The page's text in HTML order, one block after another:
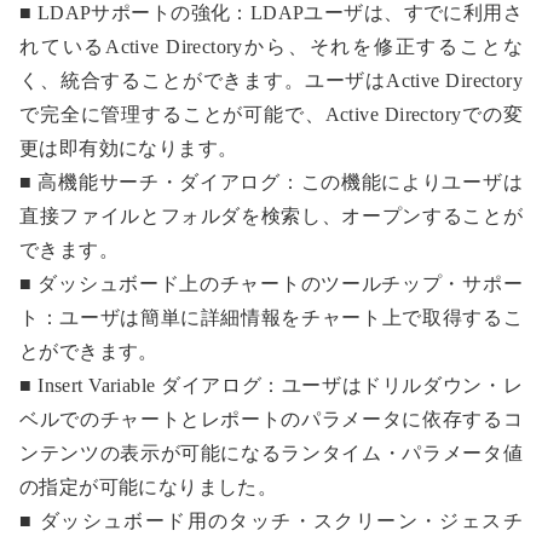
■ LDAPサポートの強化：LDAPユーザは、すでに利用さ
れているActive Directoryから、それを修正することな
く、統合することができます。ユーザはActive Directory
で完全に管理することが可能で、Active Directoryでの変
更は即有効になります。
■ 高機能サーチ・ダイアログ：この機能によりユーザは
直接ファイルとフォルダを検索し、オープンすることが
できます。
■ ダッシュボード上のチャートのツールチップ・サポー
ト：ユーザは簡単に詳細情報をチャート上で取得するこ
とができます。
■ Insert Variable ダイアログ：ユーザはドリルダウン・レ
ベルでのチャートとレポートのパラメータに依存するコ
ンテンツの表示が可能になるランタイム・パラメータ値
の指定が可能になりました。
■ ダッシュボード用のタッチ・スクリーン・ジェスチ